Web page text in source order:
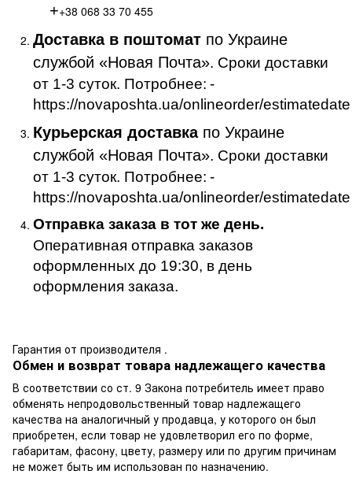
++38 068 33 70 455
Доставка в поштомат по Украине
службой «Новая Почта». Сроки доставки
от 1-3 суток. Потробнее: -
https://novaposhta.ua/onlineorder/estimatedate
Курьерская доставка по Украине
службой «Новая Почта». Сроки доставки
от 1-3 суток. Потробнее: -
https://novaposhta.ua/onlineorder/estimatedate
Отправка заказа в тот же день.
Оперативная отправка заказов
оформленных до 19:30, в день
оформления заказа.
Гарантия от производителя .
Обмен и возврат товара надлежащего качества
В соответствии со ст. 9 Закона потребитель имеет право
обменять непродовольственный товар надлежащего
качества на аналогичный у продавца, у которого он был
приобретен, если товар не удовлетворил его по форме,
габаритам, фасону, цвету, размеру или по другим причинам
не может быть им использован по назначению.